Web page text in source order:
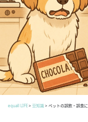
equall LIFE> 豆知識> ペットの誤飲・誤食